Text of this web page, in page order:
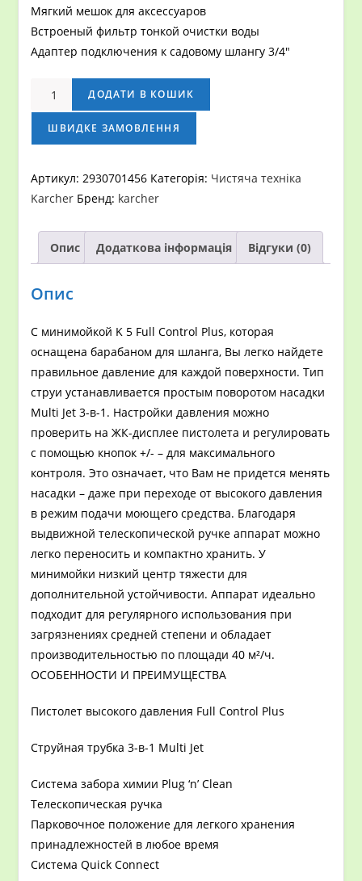
Мягкий мешок для аксессуаров
Встроеный фильтр тонкой очистки воды
Адаптер подключения к садовому шлангу 3/4″
МИНИ-
МОЙКА
5
CONTROL
кількість
ДОДАТИ В КОШИК
ШВИДКЕ ЗАМОВЛЕННЯ
Артикул:2930701456 Категорія: Чистяча техніка
Karcher Бренд: karcher
Опис Додаткова інформація Відгуки (0)
Опис
С минимойкой K 5 Full Control Plus, которая
оснащена барабаном для шланга, Вы легко найдете
правильное давление для каждой поверхности. Тип
струи устанавливается простым поворотом насадки
Multi Jet 3-в-1. Настройки давления можно
проверить на ЖК-дисплее пистолета и регулировать
с помощью кнопок +/- – для максимального
контроля. Это означает, что Вам не придется менять
насадки – даже при переходе от высокого давления
в режим подачи моющего средства. Благодаря
выдвижной телескопической ручке аппарат можно
легко переносить и компактно хранить. У
минимойки низкий центр тяжести для
дополнительной устойчивости. Аппарат идеально
подходит для регулярного использования при
загрязнениях средней степени и обладает
производительностью по площади 40 м²/ч.
ОСОБЕННОСТИ И ПРЕИМУЩЕСТВА
Пистолет высокого давления Full Control Plus
Струйная трубка 3-в-1 Multi Jet
Система забора химии Plug ‘n’ Clean
Телескопическая ручка
Парковочное положение для легкого хранения
принадлежностей в любое время
Система Quick Connect